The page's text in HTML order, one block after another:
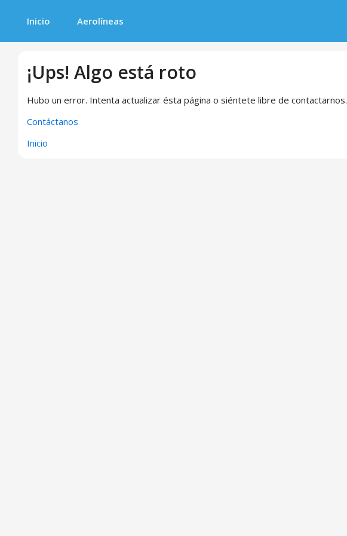
Inicio Aerolíneas
¡Ups! Algo está roto
Hubo un error. Intenta actualizar ésta página o siéntete libre de contactarnos.
Contáctanos
Inicio